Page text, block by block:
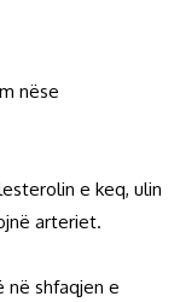
nëse
e keq, ulin
arteriet.
në shfaqjen e